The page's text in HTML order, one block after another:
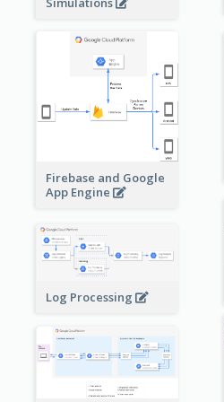
Firebase and Google
App Engine
Log Processing